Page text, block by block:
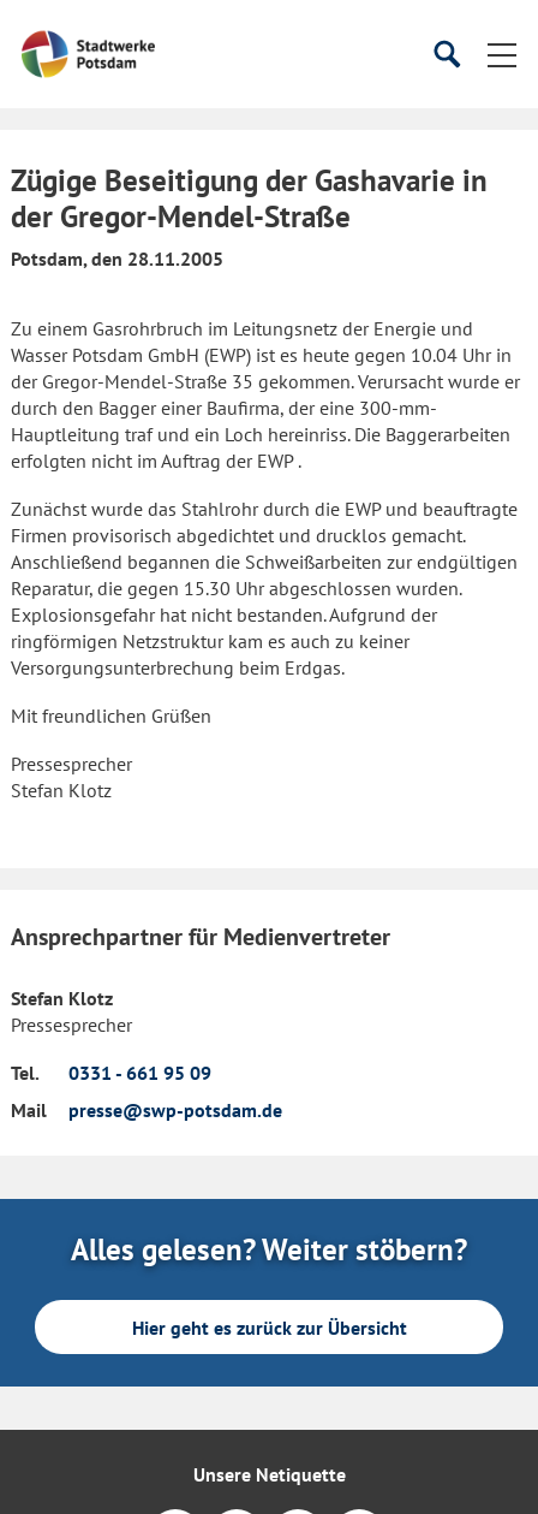
Startseite
SucheSuche
Zügige Beseitigung der Gashavarie in
der Gregor-Mendel-Straße
Potsdam, den 28.11.2005
Zu einem Gasrohrbruch im Leitungsnetz der Energie und
Wasser Potsdam GmbH (EWP) ist es heute gegen 10.04 Uhr in
der Gregor-Mendel-Straße 35 gekommen. Verursacht wurde er
durch den Bagger einer Baufirma, der eine 300-mm-
Hauptleitung traf und ein Loch hereinriss. Die Baggerarbeiten
erfolgten nicht im Auftrag der EWP .
Zunächst wurde das Stahlrohr durch die EWP und beauftragte
Firmen provisorisch abgedichtet und drucklos gemacht.
Anschließend begannen die Schweißarbeiten zur endgültigen
Reparatur, die gegen 15.30 Uhr abgeschlossen wurden.
Explosionsgefahr hat nicht bestanden. Aufgrund der
ringförmigen Netzstruktur kam es auch zu keiner
Versorgungsunterbrechung beim Erdgas.
Mit freundlichen Grüßen
Pressesprecher
Stefan Klotz
Ansprechpartner für Medienvertreter
Stefan Klotz
Pressesprecher
Tel.
0331 - 661 95 09
Mail
presse@swp-potsdam.de
Alles gelesen? Weiter stöbern?
Hier geht es zurück zur Übersicht
Unsere Netiquette